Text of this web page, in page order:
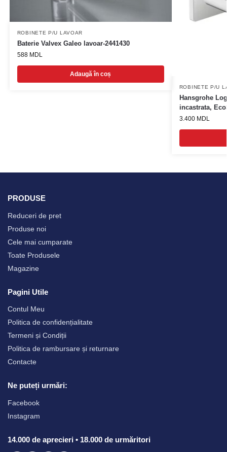
ROBINETE P/U LAVOAR
Baterie Valvex Galeo lavoar-2441430
588 MDL
Adaugă în coș
ROBINETE P/U
Hansgrohe
incastrata,
3.400 MDL
PRODUSE
Reduceri de pret
Produse noi
Cele mai cumparate
Toate Produsele
Magazine
Pagini Utile
Contul Meu
Politica de confidențialitate
Termeni și Condiții
Politica de rambursare și returnare
Contacte
Ne puteți urmări:
Facebook
Instagram
14.000 de aprecieri • 18.000 de urmăritori